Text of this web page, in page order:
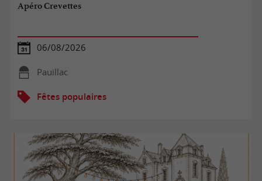
Apéro Crevettes
06/08/2026
Pauillac
Fêtes populaires